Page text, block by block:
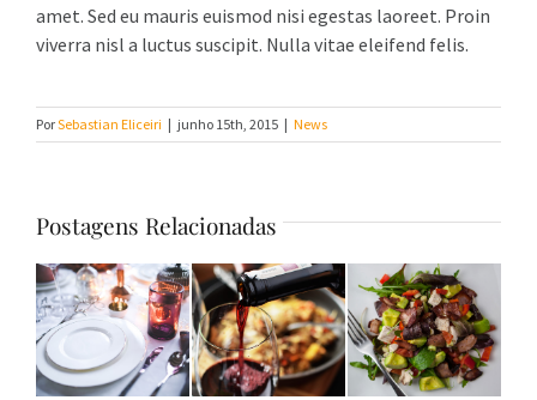
amet. Sed eu mauris euismod nisi egestas laoreet. Proin
viverra nisl a luctus suscipit. Nulla vitae eleifend felis.
PorSebastian Eliceiri | junho 15th, 2015 | News
Postagens Relacionadas